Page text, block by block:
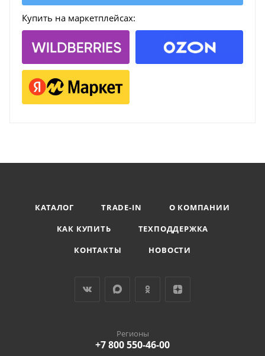
Купить на маркетплейсах:
КАТАЛОГ TRADE-IN
О КОМПАНИИ
КАК КУПИТЬ
ТЕХПОДДЕРЖКА
КОНТАКТЫ
НОВОСТИ
Регионы
+7 800 550-46-00